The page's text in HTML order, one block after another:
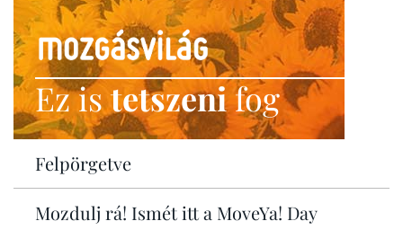
Ez istetszenifog
Felpörgetve
Mozdulj rá! Ismét itt a MoveYa! Day